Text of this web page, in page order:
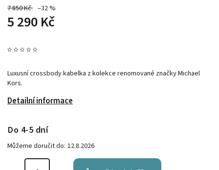
7 850 Kč –32 %
5 290 Kč
Luxusní crossbody kabelka z kolekce renomované značky Michael
Kors.
Detailní informace
Do 4-5 dní
Můžeme doručit do: 12.8.2026